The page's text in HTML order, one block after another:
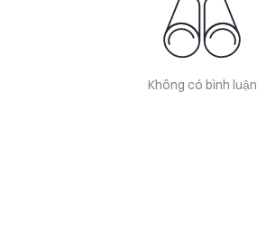
Không có bình luận